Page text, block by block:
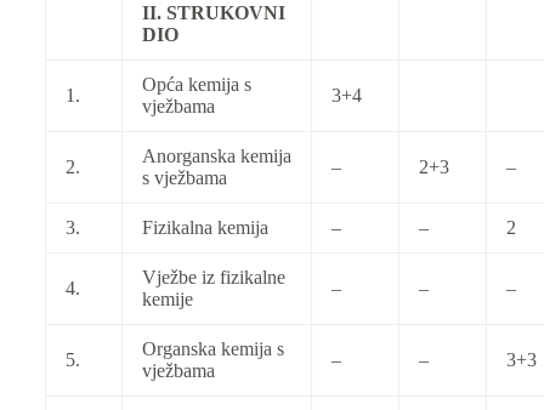
II. STRUKOVNI
DIO
1.
Opća kemija s
vježbama
3+4
2.
Anorganska kemija
s vježbama
– 2+3 –
3. Fizikalna kemija – – 2
4.
Vježbe iz fizikalne
kemije
– – –
5.
Organska kemija s
vježbama
– – 3+3